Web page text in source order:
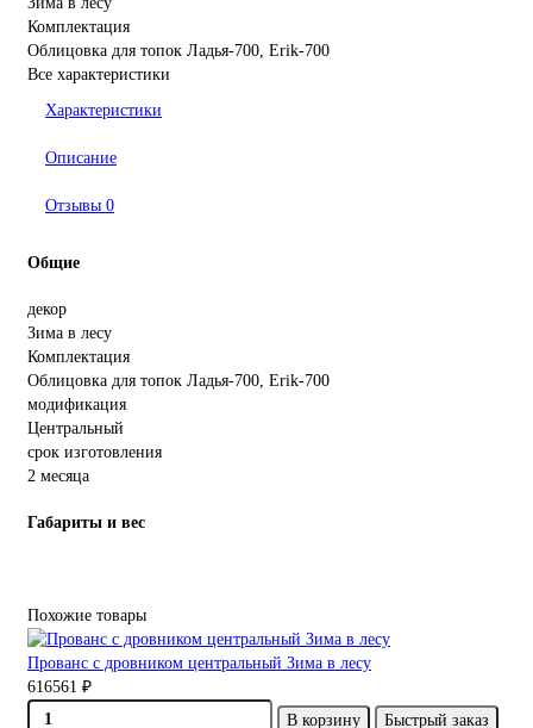
Комплектация
Облицовка для топок Ладья-700, Erik-700
Все характеристики
Характеристики
Описание
Отзывы 0
Общие
декор
Зима в лесу
Комплектация
Облицовка для топок Ладья-700, Erik-700
модификация
Центральный
срок изготовления
2 месяца
Габариты и вес
Похожие товары
Прованс с дровником центральный Зима в лесу
616561 ₽
В корзину
Быстрый заказ